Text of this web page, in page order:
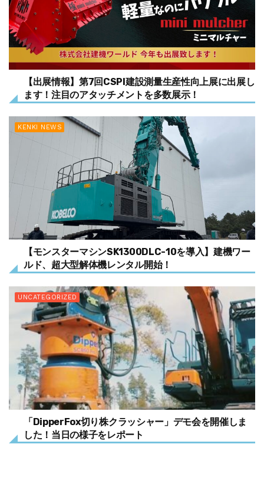
【出展情報】第7回CSPI建設測量生産性向上展に出展し
ます！注目のアタッチメントを多数展示！
KENKI NEWS
【モンスターマシンSK1300DLC-10を導入】建機ワー
ルド、超大型解体機レンタル開始！
UNCATEGORIZED
「DipperFox切り株クラッシャー」デモ会を開催しま
した！当日の様子をレポート